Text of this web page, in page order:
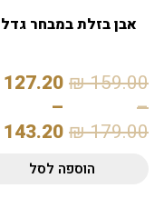
אבן בזלת במבחר
159.00
₪
–
179.00
₪
127.20
–
143.20
הוספה לסל